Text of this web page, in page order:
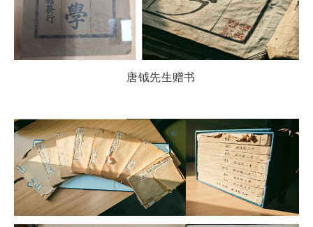
唐钺先生赠书